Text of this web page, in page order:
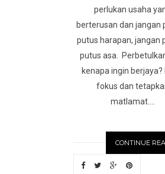
perlukan usaha
berterusan dan jangan
putus harapan, jangan
putus asa.
kenapa ingin berjaya?
fokus dan
matlamat....
CONTINUE